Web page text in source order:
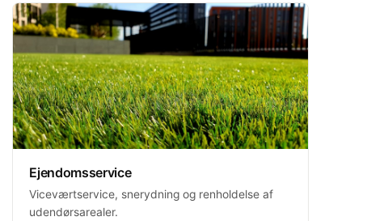
Ejendomsservice
Viceværtservice, snerydning og renholdelse af
udendørsarealer.